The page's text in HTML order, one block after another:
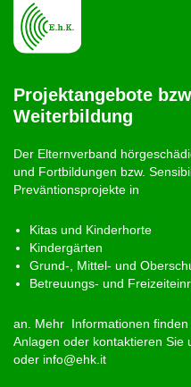
Projektangebote
Weiterbildung
Der Elternverband
und Fortbildungen bzw.
Preväntionsprojekte in
Kitas und Kinderhorte
Kindergärten
Grund-, Mittel- und
Betreuungs- und
an. Mehr Informationen
Anlagen oder kontaktieren Sie
oder info@ehk.it